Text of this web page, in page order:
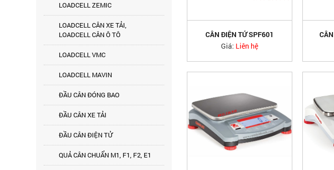
LOADCELL ZEMIC
LOADCELL CÂN XE TẢI,
LOADCELL CÂN Ô TÔ
LOADCELL VMC
LOADCELL MAVIN
ĐẦU CÂN ĐÓNG BAO
ĐẦU CÂN XE TẢI
ĐẦU CÂN ĐIỆN TỬ
QUẢ CÂN CHUẨN M1, F1, F2, E1
CÂN ĐIỆN TỬ SPF601
SCOUTPRO
Giá: Liên hệ